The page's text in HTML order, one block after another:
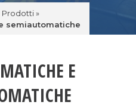
Prodotti »
semiautomatiche
E